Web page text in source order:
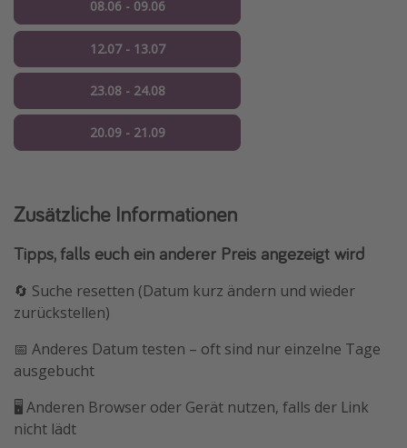
08.06 - 09.06
12.07 - 13.07
23.08 - 24.08
20.09 - 21.09
Zusätzliche Informationen
Tipps, falls euch ein anderer Preis angezeigt wird
🔄 Suche resetten (Datum kurz ändern und wieder
zurückstellen)
📅 Anderes Datum testen – oft sind nur einzelne Tage
ausgebucht
🖥️ Anderen Browser oder Gerät nutzen, falls der Link
nicht lädt